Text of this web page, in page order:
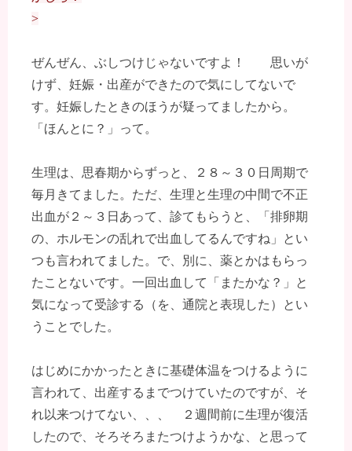
>
ぜんぜん、ぶしつけじゃないですよ！ 思いが
けず、妊娠・出産ができたので気にしてないで
す。妊娠したときのほうが疑ってましたから。
「ほんとに？」って。
生理は、思春期からずっと、２８～３０日周期で
毎月きてました。ただ、生理と生理の中間で不正
出血が２～３日あって、診てもらうと、「排卵期
の、ホルモンの乱れで出血してるんですね」とい
つも言われてました。で、別に、薬とかはもらっ
たことないです。一回出血して「またかな？」と
気になって受診する（を、通院と表現した）とい
うことでした。
はじめにかかったときに基礎体温をつけるように
言われて、出産するまでつけていたのですが、そ
れ以来つけてない、、、 ２週間前に生理が復活
したので、そろそろまたつけようかな、と思って